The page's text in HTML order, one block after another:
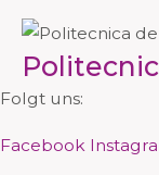
Folgt uns:
Facebook